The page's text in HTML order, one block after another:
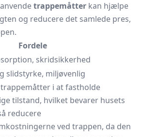
trappemåtter kan hjælpe
og reducere det samlede pres,
Fordele
skridsikkerhed
slidstyrke, miljøvenlig
i at fastholde
tilstand, hvilket bevarer husets
reducere
ved trappen, da den